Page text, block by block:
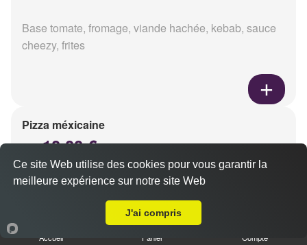
Base tomate, fromage, viande hachée, kebab, sauce
cheezy, frites
Pizza méxicaine
10.00 €
Base sauce barbecue, fromage, viande hachée,
Accueil Panier Compte
Ce site Web utilise des cookies pour vous garantir la
meilleure expérience sur notre site Web
J'ai compris